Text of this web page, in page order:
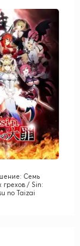
Семь
грехов / Sin:
no Taizai